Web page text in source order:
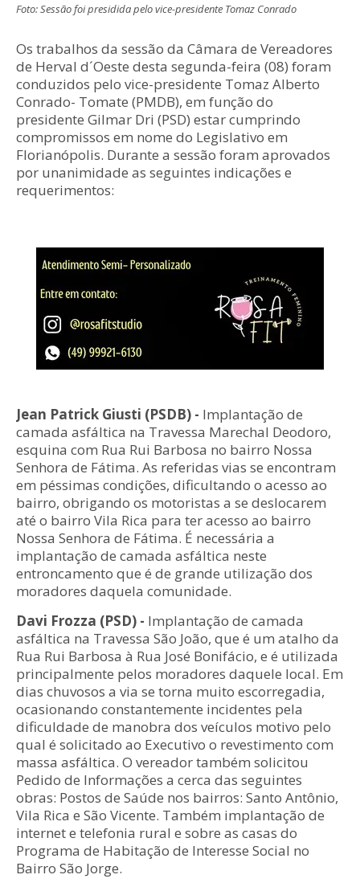
Foto: Sessão foi presidida pelo vice-presidente Tomaz Conrado
Os trabalhos da sessão da Câmara de Vereadores
de Herval d´Oeste desta segunda-feira (08) foram
conduzidos pelo vice-presidente Tomaz Alberto
Conrado- Tomate (PMDB), em função do
presidente Gilmar Dri (PSD) estar cumprindo
compromissos em nome do Legislativo em
Florianópolis. Durante a sessão foram aprovados
por unanimidade as seguintes indicações e
requerimentos:
Jean Patrick Giusti (PSDB) - Implantação de
camada asfáltica na Travessa Marechal Deodoro,
esquina com Rua Rui Barbosa no bairro Nossa
Senhora de Fátima. As referidas vias se encontram
em péssimas condições, dificultando o acesso ao
bairro, obrigando os motoristas a se deslocarem
até o bairro Vila Rica para ter acesso ao bairro
Nossa Senhora de Fátima. É necessária a
implantação de camada asfáltica neste
entroncamento que é de grande utilização dos
moradores daquela comunidade.
Davi Frozza (PSD) - Implantação de camada
asfáltica na Travessa São João, que é um atalho da
Rua Rui Barbosa à Rua José Bonifácio, e é utilizada
principalmente pelos moradores daquele local. Em
dias chuvosos a via se torna muito escorregadia,
ocasionando constantemente incidentes pela
dificuldade de manobra dos veículos motivo pelo
qual é solicitado ao Executivo o revestimento com
massa asfáltica. O vereador também solicitou
Pedido de Informações a cerca das seguintes
obras: Postos de Saúde nos bairros: Santo Antônio,
Vila Rica e São Vicente. Também implantação de
internet e telefonia rural e sobre as casas do
Programa de Habitação de Interesse Social no
Bairro São Jorge.